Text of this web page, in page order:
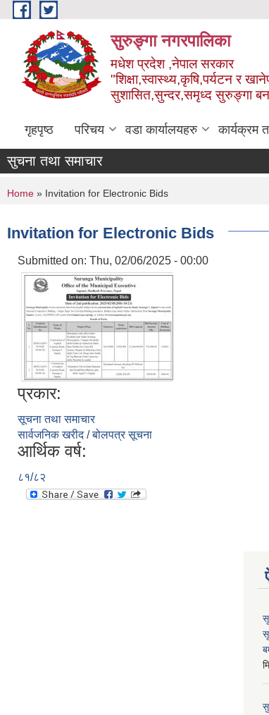
Skip to main content
सुरुङ्‍गा नगरपालिका
मधेश प्रदेश ,नेपाल सरकार
"शिक्षा,स्वास्थ्य,कृषि,पर्यटन र
सुशासित,सुन्दर,समृध्द सुरुङ्गा
गृहपृष्ठ परिचय वडा कार्यालयहरु कार्यक्रम
सुचना तथा समाचार
You are here
Home » Invitation for Electronic Bids
Invitation for Electronic Bids
Submitted on: Thu, 02/06/2025 - 00:00
प्रकार:
सूचना तथा समाचार
सार्वजनिक खरीद / बोलपत्र सूचना
आर्थिक वर्ष:
८१/८२